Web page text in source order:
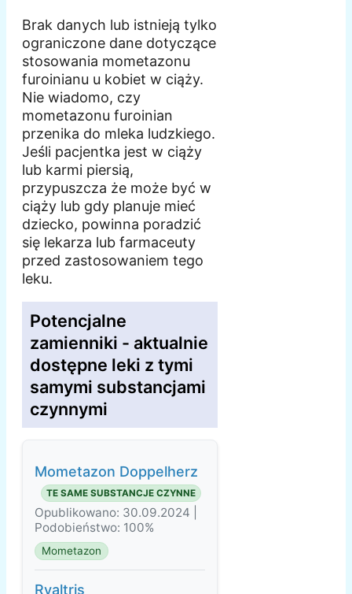
Brak danych lub istnieją tylko
ograniczone dane dotyczące
stosowania mometazonu
furoinianu u kobiet w ciąży.
Nie wiadomo, czy
mometazonu furoinian
przenika do mleka ludzkiego.
Jeśli pacjentka jest w ciąży
lub karmi piersią,
przypuszcza że może być w
ciąży lub gdy planuje mieć
dziecko, powinna poradzić
się lekarza lub farmaceuty
przed zastosowaniem tego
leku.
Potencjalne
zamienniki - aktualnie
dostępne leki z tymi
samymi substancjami
czynnymi
Mometazon Doppelherz
TE SAME SUBSTANCJE CZYNNE
Opublikowano: 30.09.2024 |
Podobieństwo: 100%
Mometazon
Ryaltris